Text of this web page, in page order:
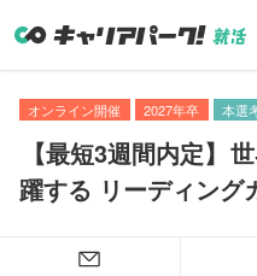
オンライン開催 2027年卒 本選
【最短3週間内定】
躍する リーディング